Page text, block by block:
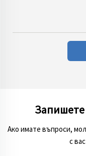
Ако имате въпроси,
с